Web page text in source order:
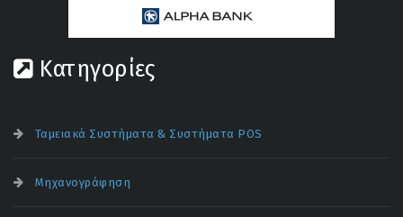
Κατηγορίες
Ταμειακά Συστήματα & Συστήματα POS
Μηχανογράφηση